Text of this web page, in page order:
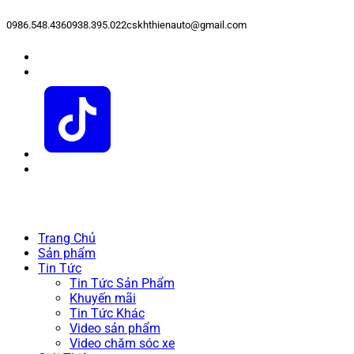
0986.548.4360938.395.022cskhthienauto@gmail.com
Trang Chủ
Sản phẩm
Tin Tức
Tin Tức Sản Phẩm
Khuyến mãi
Tin Tức Khác
Video sản phẩm
Video chăm sóc xe